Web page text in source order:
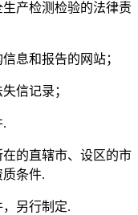
生产检测检验的法律责
息和报告的网站；
信记录；
.
的直辖市、设区的市
条件.
另行制定.